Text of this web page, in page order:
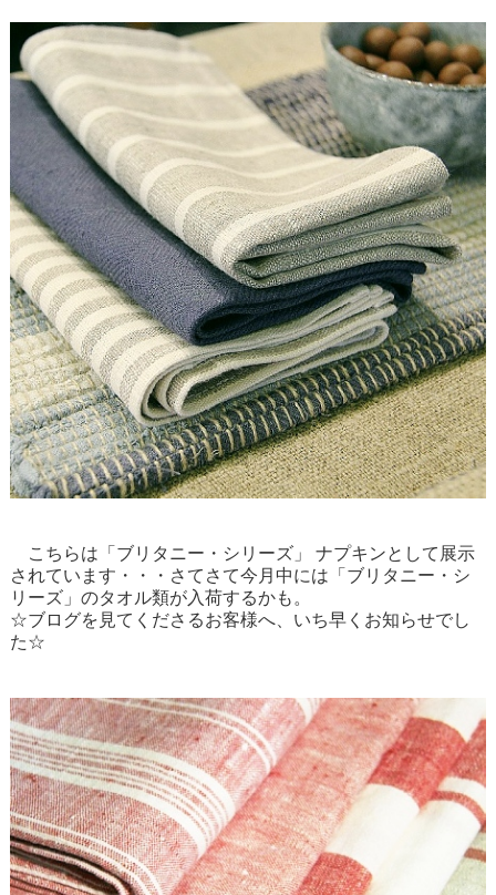
こちらは「ブリタニー・シリーズ」 ナプキンとして展示
されています・・・さてさて今月中には「ブリタニー・シ
リーズ」のタオル類が入荷するかも。
☆ブログを見てくださるお客様へ、いち早くお知らせでし
た☆